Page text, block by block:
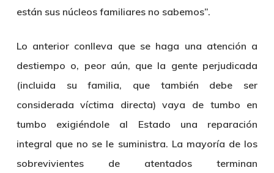
están sus núcleos familiares no sabemos”.
Lo anterior conlleva que se haga una atención a
destiempo o, peor aún, que la gente perjudicada
(incluida su familia, que también debe ser
considerada víctima directa) vaya de tumbo en
tumbo exigiéndole al Estado una reparación
integral que no se le suministra. La mayoría de los
sobrevivientes de atentados terminan